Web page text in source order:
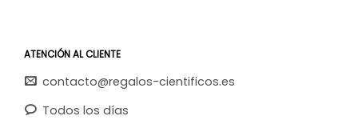
ATENCIÓN AL CLIENTE
contacto@regalos-cientificos.es
Todos los días